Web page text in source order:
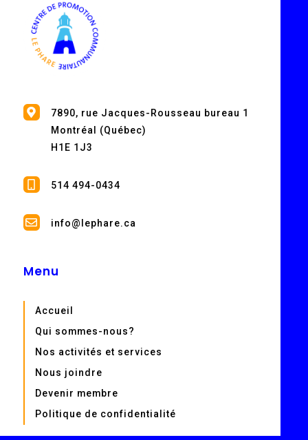
7890, rue Jacques-Rousseau bureau 1
Montréal (Québec)
H1E 1J3
514 494-0434
info@lephare.ca
Menu
Accueil
Qui sommes-nous?
Nos activités et services
Nous joindre
Devenir membre
Politique de confidentialité